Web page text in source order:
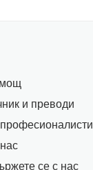
и преводи
се с нас